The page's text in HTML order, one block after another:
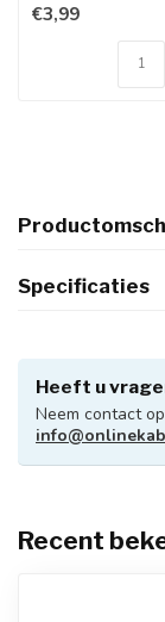
€3,99
Specificaties
Heeft u
Neem contact
Recent